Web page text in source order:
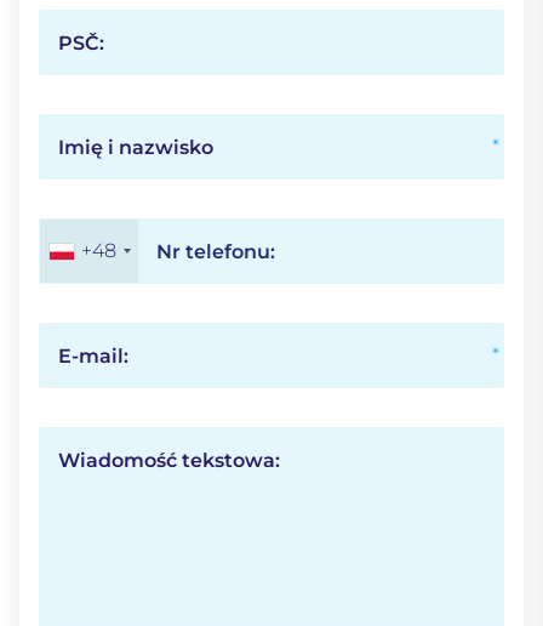
PSČ:
Imię i nazwisko
Nr telefonu:
+48
E-mail:
Wiadomość tekstowa: